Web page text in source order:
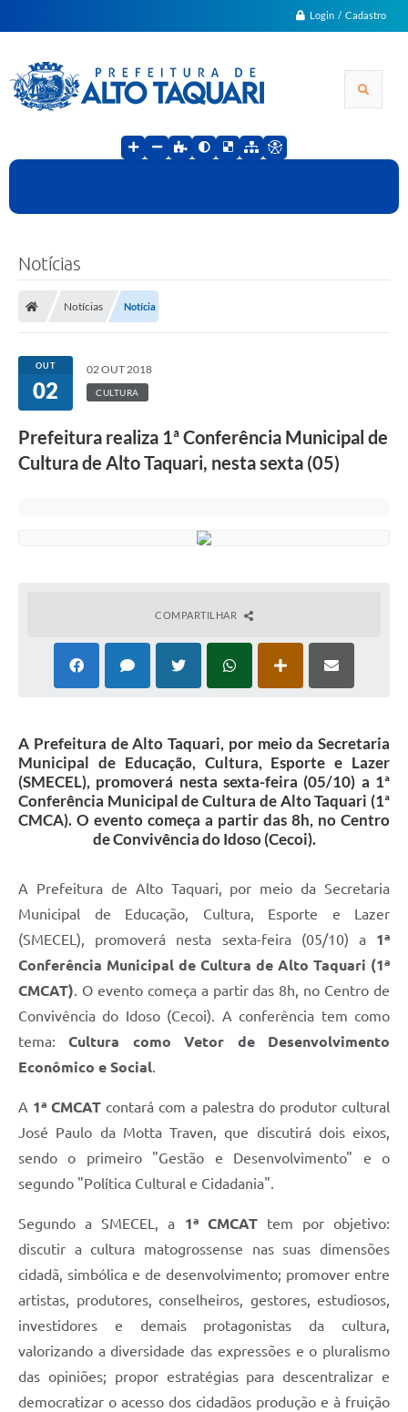
Login / Cadastro
Notícias
Notícias Notícia
OUT
02
02 OUT 2018
CULTURA
Prefeitura realiza 1ª Conferência Municipal de
Cultura de Alto Taquari, nesta sexta (05)
COMPARTILHAR
A Prefeitura de Alto Taquari, por meio da Secretaria
Municipal de Educação, Cultura, Esporte e Lazer
(SMECEL), promoverá nesta sexta-feira (05/10) a 1ª
Conferência Municipal de Cultura de Alto Taquari (1ª
CMCA). O evento começa a partir das 8h, no Centro
de Convivência do Idoso (Cecoi).
A Prefeitura de Alto Taquari, por meio da Secretaria
Municipal de Educação, Cultura, Esporte e Lazer
(SMECEL), promoverá nesta sexta-feira (05/10) a 1ª
Conferência Municipal de Cultura de Alto Taquari (1ª
CMCAT). O evento começa a partir das 8h, no Centro de
Convivência do Idoso (Cecoi). A conferência tem como
tema:Cultura como Vetor de Desenvolvimento
Econômico e Social.
A 1ª CMCAT contará com a palestra do produtor cultural
José Paulo da Motta Traven, que discutirá dois eixos,
sendo o primeiro "Gestão e Desenvolvimento" e o
segundo "Política Cultural e Cidadania".
Segundo a SMECEL, a 1ª CMCATtem por objetivo:
discutir a cultura matogrossense nas suas dimensões
cidadã, simbólica e de desenvolvimento; promover entre
artistas, produtores, conselheiros, gestores, estudiosos,
investidores e demais protagonistas da cultura,
valorizando a diversidade das expressões e o pluralismo
das opiniões; propor estratégias para descentralizar e
democratizar o acesso dos cidadãos produção e à fruição